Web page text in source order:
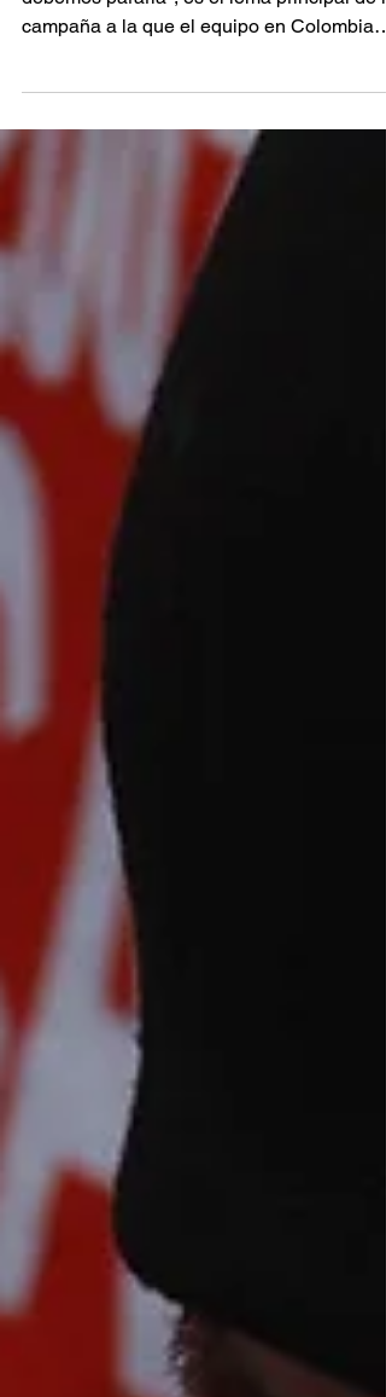
debemos pararla", es el lema principal de la
del...